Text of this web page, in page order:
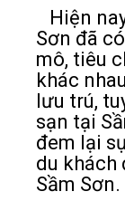
Hiện
Sơn đã
mô, tiêu
khác
lưu trú,
sạn tại
đem lại
du khách
Sầm Sơn.